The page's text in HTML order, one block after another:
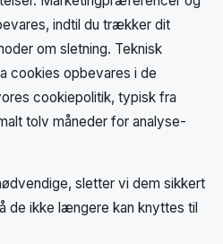
indtil du trækker dit
om sletning. Teknisk
cookies opbevares i de
cookiepolitik, typisk fra
tolv måneder for analyse-
sletter vi dem sikkert
de ikke længere kan knyttes til